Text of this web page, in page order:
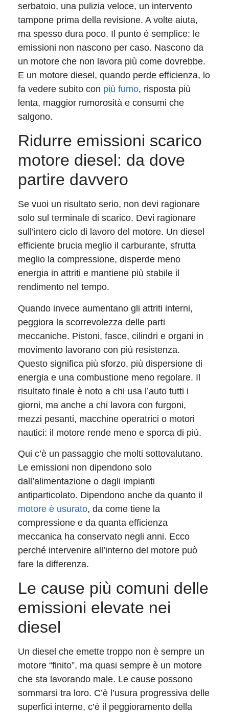
serbatoio, una pulizia veloce, un intervento
tampone prima della revisione. A volte aiuta,
ma spesso dura poco. Il punto è semplice: le
emissioni non nascono per caso. Nascono da
un motore che non lavora più come dovrebbe.
E un motore diesel, quando perde efficienza, lo
fa vedere subito con più fumo, risposta più
lenta, maggior rumorosità e consumi che
salgono.
Ridurre emissioni scarico
motore diesel: da dove
partire davvero
Se vuoi un risultato serio, non devi ragionare
solo sul terminale di scarico. Devi ragionare
sull’intero ciclo di lavoro del motore. Un diesel
efficiente brucia meglio il carburante, sfrutta
meglio la compressione, disperde meno
energia in attriti e mantiene più stabile il
rendimento nel tempo.
Quando invece aumentano gli attriti interni,
peggiora la scorrevolezza delle parti
meccaniche. Pistoni, fasce, cilindri e organi in
movimento lavorano con più resistenza.
Questo significa più sforzo, più dispersione di
energia e una combustione meno regolare. Il
risultato finale è noto a chi usa l’auto tutti i
giorni, ma anche a chi lavora con furgoni,
mezzi pesanti, macchine operatrici o motori
nautici: il motore rende meno e sporca di più.
Qui c’è un passaggio che molti sottovalutano.
Le emissioni non dipendono solo
dall’alimentazione o dagli impianti
antiparticolato. Dipendono anche da quanto il
motore è usurato, da come tiene la
compressione e da quanta efficienza
meccanica ha conservato negli anni. Ecco
perché intervenire all’interno del motore può
fare la differenza.
Le cause più comuni delle
emissioni elevate nei
diesel
Un diesel che emette troppo non è sempre un
motore “finito”, ma quasi sempre è un motore
che sta lavorando male. Le cause possono
sommarsi tra loro. C’è l’usura progressiva delle
superfici interne, c’è il peggioramento della